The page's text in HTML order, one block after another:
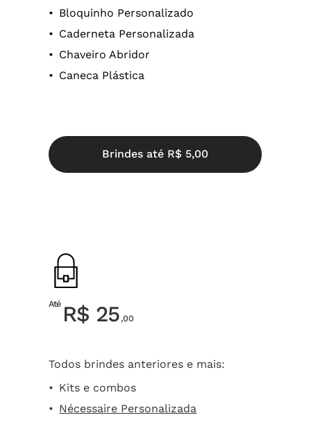
Bloquinho Personalizado
Caderneta Personalizada
Chaveiro Abridor
Caneca Plástica
Brindes até R$ 5,00
Até R$ 25,00
Todos brindes anteriores e mais:
Kits e combos
Nécessaire Personalizada